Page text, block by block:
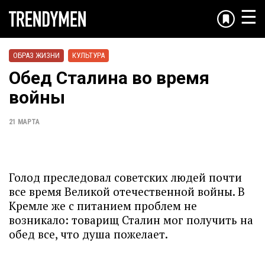
☰
ОБРАЗ ЖИЗНИ КУЛЬТУРА
Обед Сталина во время
войны
21 МАРТА
Голод преследовал советских людей почти
все время Великой отечественной войны. В
Кремле же с питанием проблем не
возникало: товарищ Сталин мог получить на
обед все, что душа пожелает.